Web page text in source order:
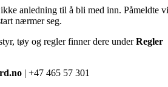
ikke anledning til å bli med inn. Påmeldte
nærmer seg.
tøy og regler finner dere underRegler
| +47 465 57 301